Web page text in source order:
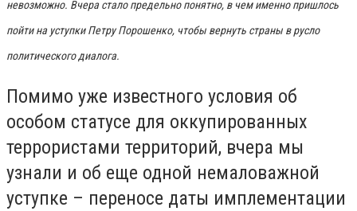
невозможно. Вчера стало предельно понятно, в чем именно пришлось
пойти на уступки Петру Порошенко, чтобы вернуть страны в русло
политического диалога.
Помимо уже известного условия об
особом статусе для оккупированных
террористами территорий, вчера мы
узнали и об еще одной немаловажной
уступке – переносе даты имплементации